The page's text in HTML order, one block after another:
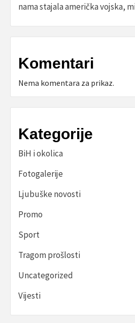
nama stajala američka vojska,
Komentari
Nema komentara za prikaz.
Kategorije
BiH i okolica
Fotogalerije
Ljubuške novosti
Promo
Sport
Tragom prošlosti
Uncategorized
Vijesti